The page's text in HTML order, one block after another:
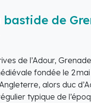
de
de l’Adour,
fondée le 2 mai
alors duc
typique de